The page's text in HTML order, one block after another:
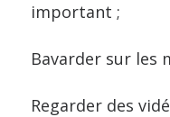
important ;
Bavarder sur les
Regarder des